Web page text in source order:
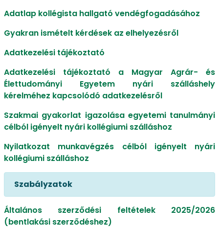
Adatlap kollégista hallgató vendégfogadásához
Gyakran ismételt kérdések az elhelyezésről
Adatkezelési tájékoztató
Adatkezelési tájékoztató a Magyar Agrár- és
Élettudományi Egyetem nyári szálláshely
kérelméhez kapcsolódó adatkezelésről
Szakmai gyakorlat igazolása egyetemi tanulmányi
célból igényelt nyári kollégiumi szálláshoz
Nyilatkozat munkavégzés célból igényelt nyári
kollégiumi szálláshoz
Szabályzatok
Általános szerződési feltételek 2025/2026
(bentlakási szerződéshez)